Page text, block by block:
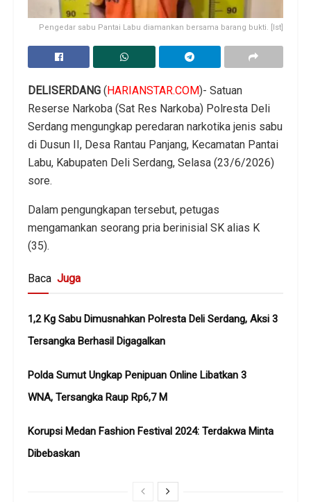
Pengedar sabu Pantai Labu diamankan bersama barang bukti. [Ist]
DELISERDANG (HARIANSTAR.COM)- Satuan
Reserse Narkoba (Sat Res Narkoba) Polresta Deli
Serdang mengungkap peredaran narkotika jenis sabu
di Dusun II, Desa Rantau Panjang, Kecamatan Pantai
Labu, Kabupaten Deli Serdang, Selasa (23/6/2026)
sore.
Dalam pengungkapan tersebut, petugas
mengamankan seorang pria berinisial SK alias K
(35).
Baca Juga
1,2 Kg Sabu Dimusnahkan Polresta Deli Serdang, Aksi 3
Tersangka Berhasil Digagalkan
Polda Sumut Ungkap Penipuan Online Libatkan 3
WNA, Tersangka Raup Rp6,7 M
Korupsi Medan Fashion Festival 2024: Terdakwa Minta
Dibebaskan